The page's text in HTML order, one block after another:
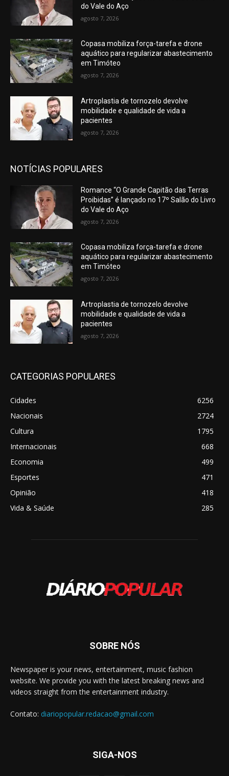
do Vale do Aço
agosto 7, 2026
Copasa mobiliza força-tarefa e drone
aquático para regularizar abastecimento
em Timóteo
agosto 7, 2026
Artroplastia de tornozelo devolve
mobilidade e qualidade de vida a
pacientes
agosto 7, 2026
NOTÍCIAS POPULARES
Romance “O Grande Capitão das Terras
Proibidas” é lançado no 17º Salão do Livro
do Vale do Aço
agosto 7, 2026
Copasa mobiliza força-tarefa e drone
aquático para regularizar abastecimento
em Timóteo
agosto 7, 2026
Artroplastia de tornozelo devolve
mobilidade e qualidade de vida a
pacientes
agosto 7, 2026
CATEGORIAS POPULARES
Cidades
6256
Nacionais
2724
Cultura
1795
Internacionais
668
Economia
499
Esportes
471
Opinião
418
Vida & Saúde
285
SOBRE NÓS
Newspaper is your news, entertainment, music fashion
website. We provide you with the latest breaking news and
videos straight from the entertainment industry.
Contato: diariopopular.redacao@gmail.com
SIGA-NOS